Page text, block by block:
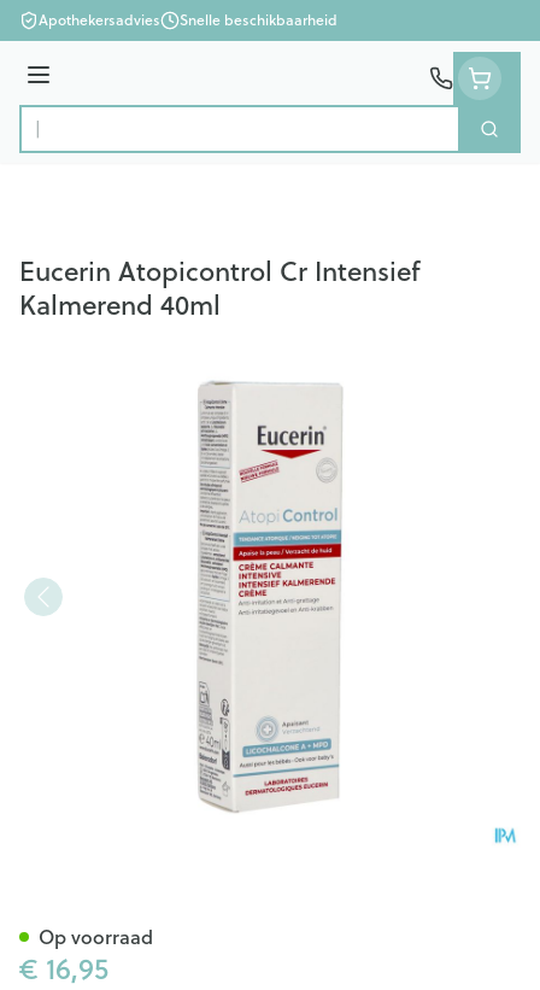
Ga naar de inhoud
Apothekersadvies Snelle beschikbaarheid
Menu
Product, merk, categorie... Zoek
Eucerin Atopicontrol Cr Intensief
Kalmerend 40ml
€ 16,95
Op voorraad